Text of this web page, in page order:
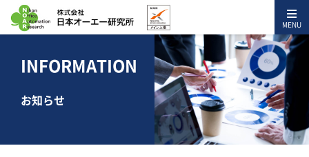
MENU
INFORMATION
お知らせ